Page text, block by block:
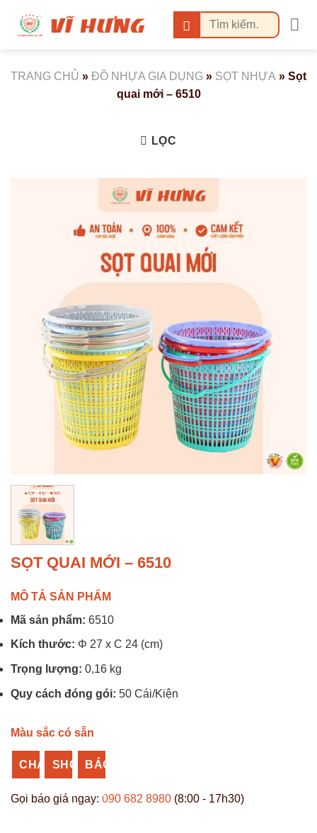
Tìm
kiếm:
TRANG CHỦ » ĐỒ NHỰA GIA DỤNG » SỌT NHỰA » Sọt
quai mới – 6510
LỌC
SỌT QUAI MỚI – 6510
MÔ TẢ SẢN PHẨM
Mã sản phẩm: 6510
Kích thước: Φ 27 x C 24 (cm)
Trọng lượng: 0,16 kg
Quy cách đóng gói: 50 Cái/Kiện
Màu sắc có sẵn
CHAT
ZALO
SHOPEE
NHỰA
BÁO
GIÁ
Gọi báo giá ngay: 090 682 8980 (8:00 - 17h30)